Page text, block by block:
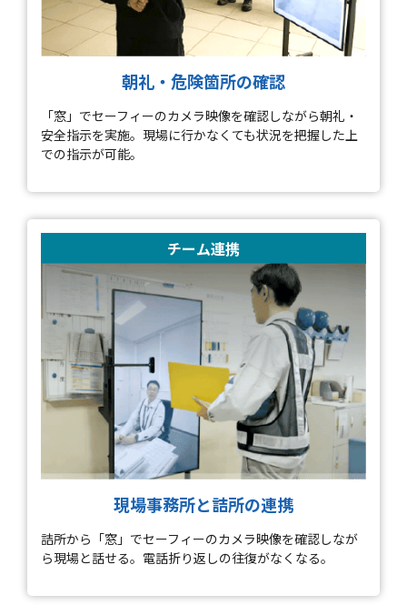
朝礼・危険箇所の確認
「窓」でセーフィーのカメラ映像を確認しながら朝礼・
安全指示を実施。現場に行かなくても状況を把握した上
での指示が可能。
チーム連携
現場事務所と詰所の連携
詰所から「窓」でセーフィーのカメラ映像を確認しなが
ら現場と話せる。電話折り返しの往復がなくなる。